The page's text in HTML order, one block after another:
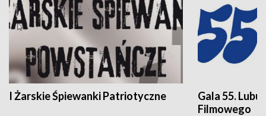
I Żarskie Śpiewanki Patriotyczne
Gala 55.
Filmowego